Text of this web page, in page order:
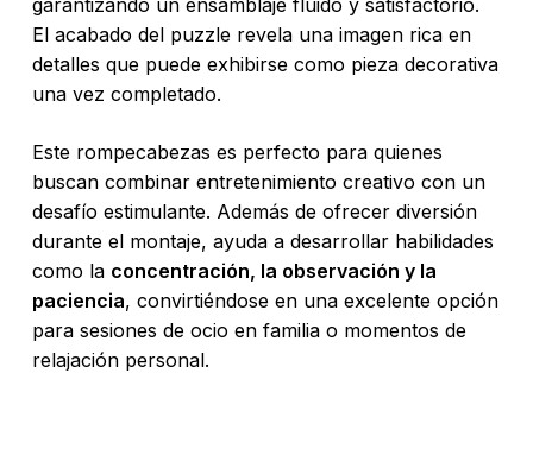
garantizando un ensamblaje fluido y satisfactorio.
El acabado del puzzle revela una imagen rica en
detalles que puede exhibirse como pieza decorativa
una vez completado.
Este rompecabezas es perfecto para quienes
buscan combinar entretenimiento creativo con un
desafío estimulante. Además de ofrecer diversión
durante el montaje, ayuda a desarrollar habilidades
como la concentración, la observación y la
paciencia, convirtiéndose en una excelente opción
para sesiones de ocio en familia o momentos de
relajación personal.